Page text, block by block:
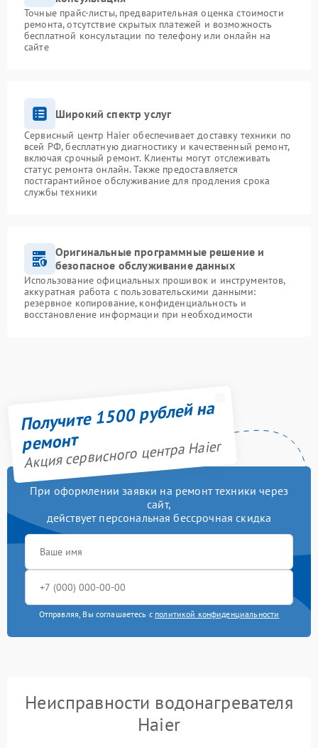
Точные прайс-листы, предварительная оценка стоимости
ремонта, отсутствие скрытых платежей и возможность
бесплатной консультации по телефону или онлайн на
сайте
Широкий спектр услуг
Сервисный центр Haier обеспечивает доставку техники по
всей РФ, бесплатную диагностику и качественный ремонт,
включая срочный ремонт. Клиенты могут отслеживать
статус ремонта онлайн. Также предоставляется
постгарантийное обслуживание для продления срока
службы техники
Оригинальные программные решение и
безопасное обслуживание данных
Использование официальных прошивок и инструментов,
аккуратная работа с пользовательскими данными:
резервное копирование, конфиденциальность и
восстановление информации при необходимости
Получите 1500 рублей на
ремонт
Акция сервисного центра Haier
При оформлении заявки на ремонт техники через
сайт,
действует персональная бессрочная скидка
Отправляя, Вы соглашаетесь с политикой конфиденциальности
Неисправности водонагревателя
Haier